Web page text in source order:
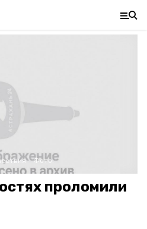
Фото:
проломили